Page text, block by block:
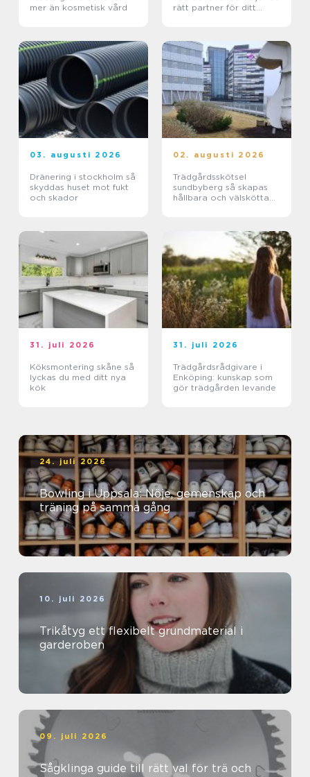
mer än kosmetisk vård
rätt partner för ditt
03. augusti 2026
Dränering i stockholm så
skyddas huset mot fukt
och skador
02. augusti 2026
Trädgårdsskötsel
sundbyberg så skapas
hållbara och välskötta
31. juli 2026
Köksmontering skåne så
lyckas du med ditt nya
kök
31. juli 2026
Trädgårdsrådgivare i
Enköping: kunskap som
gör trädgården levande
24. juli 2026
Bowling i Uppsala: Nöje, gemenskap och
träning på samma gång
10. juli 2026
Trikåtyg ett flexibelt grundmaterial i
garderoben
09. juli 2026
Sågklinga guide till rätt val för trä och